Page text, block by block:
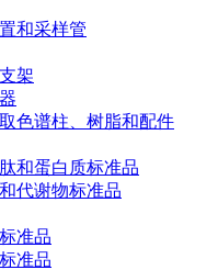
和采样管
架
色谱柱、树脂和配件
和蛋白质标准品
代谢物标准品
准品
准品